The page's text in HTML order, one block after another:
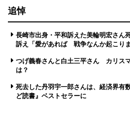
追悼
長崎市出身・平和訴えた美輪明宏さ
訴え「愛があれば 戦争なんか起こりま
つげ義春さんと白土三平さん カリス
は？
死去した丹羽宇一郎さんは、経済界
ど読書』ベストセラーに